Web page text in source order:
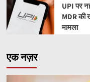
UPI पर
MDR की
मामला
एक नज़र